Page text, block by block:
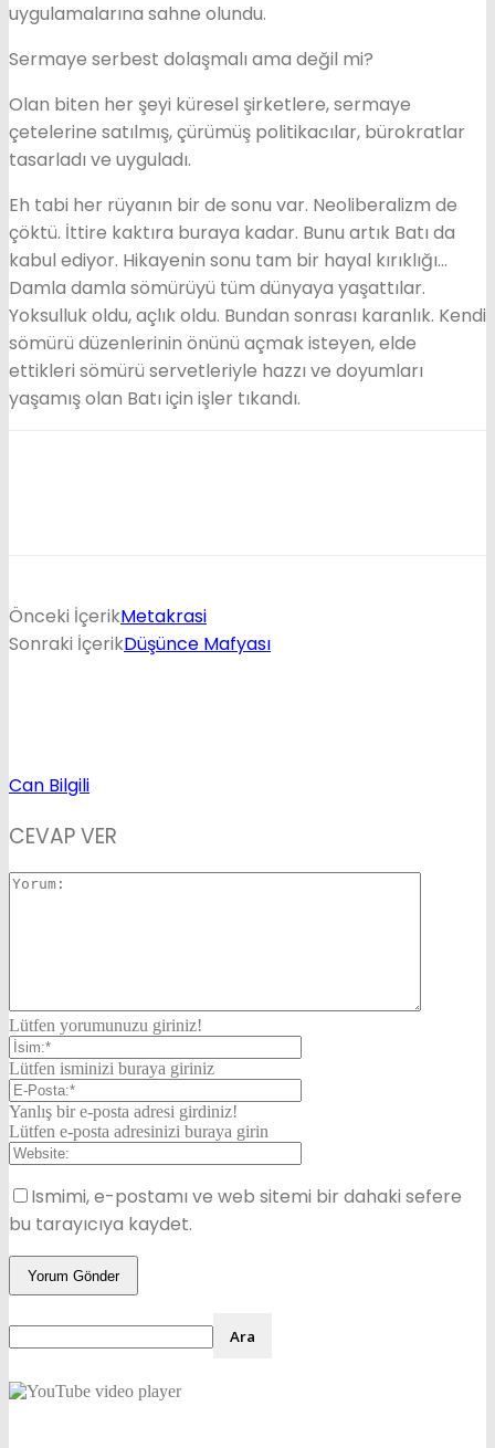
uygulamalarına sahne olundu.
Sermaye serbest dolaşmalı ama değil mi?
Olan biten her şeyi küresel şirketlere, sermaye
çetelerine satılmış, çürümüş politikacılar, bürokratlar
tasarladı ve uyguladı.
Eh tabi her rüyanın bir de sonu var. Neoliberalizm de
çöktü. İttire kaktıra buraya kadar. Bunu artık Batı da
kabul ediyor. Hikayenin sonu tam bir hayal kırıklığı…
Damla damla sömürüyü tüm dünyaya yaşattılar.
Yoksulluk oldu, açlık oldu. Bundan sonrası karanlık. Kendi
sömürü düzenlerinin önünü açmak isteyen, elde
ettikleri sömürü servetleriyle hazzı ve doyumları
yaşamış olan Batı için işler tıkandı.
Önceki İçerikMetakrasi
Sonraki İçerikDüşünce Mafyası
Can Bilgili
CEVAP VER
Lütfen yorumunuzu giriniz!
Lütfen isminizi buraya giriniz
Yanlış bir e-posta adresi girdiniz!
Lütfen e-posta adresinizi buraya girin
Ismimi, e-postamı ve web sitemi bir dahaki sefere
bu tarayıcıya kaydet.